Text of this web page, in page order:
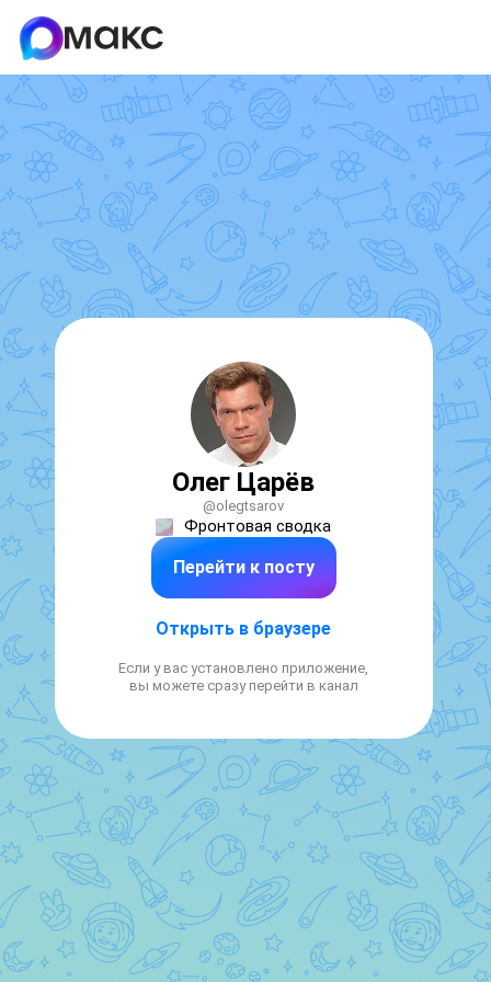
Олег Царёв
@olegtsarov
Фронтовая сводка
Перейти к посту
Открыть в браузере
Если у вас установлено приложение,
вы можете сразу перейти в канал